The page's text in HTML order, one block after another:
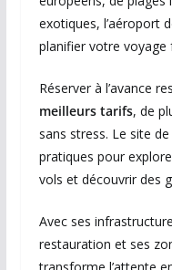
exotiques, l’aéroport
planifier votre voyage
Réserver à l’avance
meilleurs tarifs, de
sans stress. Le site
pratiques pour
vols et découvrir des
Avec ses
restauration et ses